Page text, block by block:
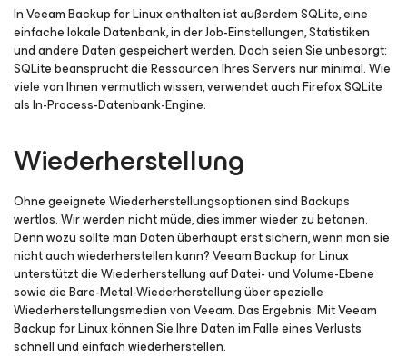
In Veeam Backupfor Linuxenthalten ist außerdem SQLite, eine
einfache lokale Datenbank, in der Job-Einstellungen, Statistiken
und andere Daten gespeichert werden. Doch seien Sie unbesorgt:
SQLite beansprucht die Ressourcen Ihres Servers nur minimal. Wie
viele von Ihnen vermutlich wissen, verwendet auch Firefox SQLite
als In-Process-Datenbank-Engine.
Wiederherstellung
Ohne geeignete Wiederherstellungsoptionen sind Backups
wertlos. Wir werden nicht müde, dies immer wieder zu betonen.
Denn wozu sollte man Daten überhaupt erst sichern, wenn man sie
nicht auch wiederherstellen kann? Veeam Backupfor Linux
unterstützt die Wiederherstellung auf Datei- und Volume-Ebene
sowie die Bare-Metal-Wiederherstellung über spezielle
Wiederherstellungsmedien von Veeam. Das Ergebnis: Mit Veeam
Backupfor Linuxkönnen Sie Ihre Daten im Falle eines Verlusts
schnell und einfach wiederherstellen.